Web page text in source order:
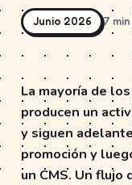
Junio 2026 7
La mayoría de
producen un
y siguen
promoción y
un CMS. Un flujo